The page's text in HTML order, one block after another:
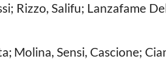
Rizzo, Salifu; Lanzafame
Molina, Sensi, Cascione;